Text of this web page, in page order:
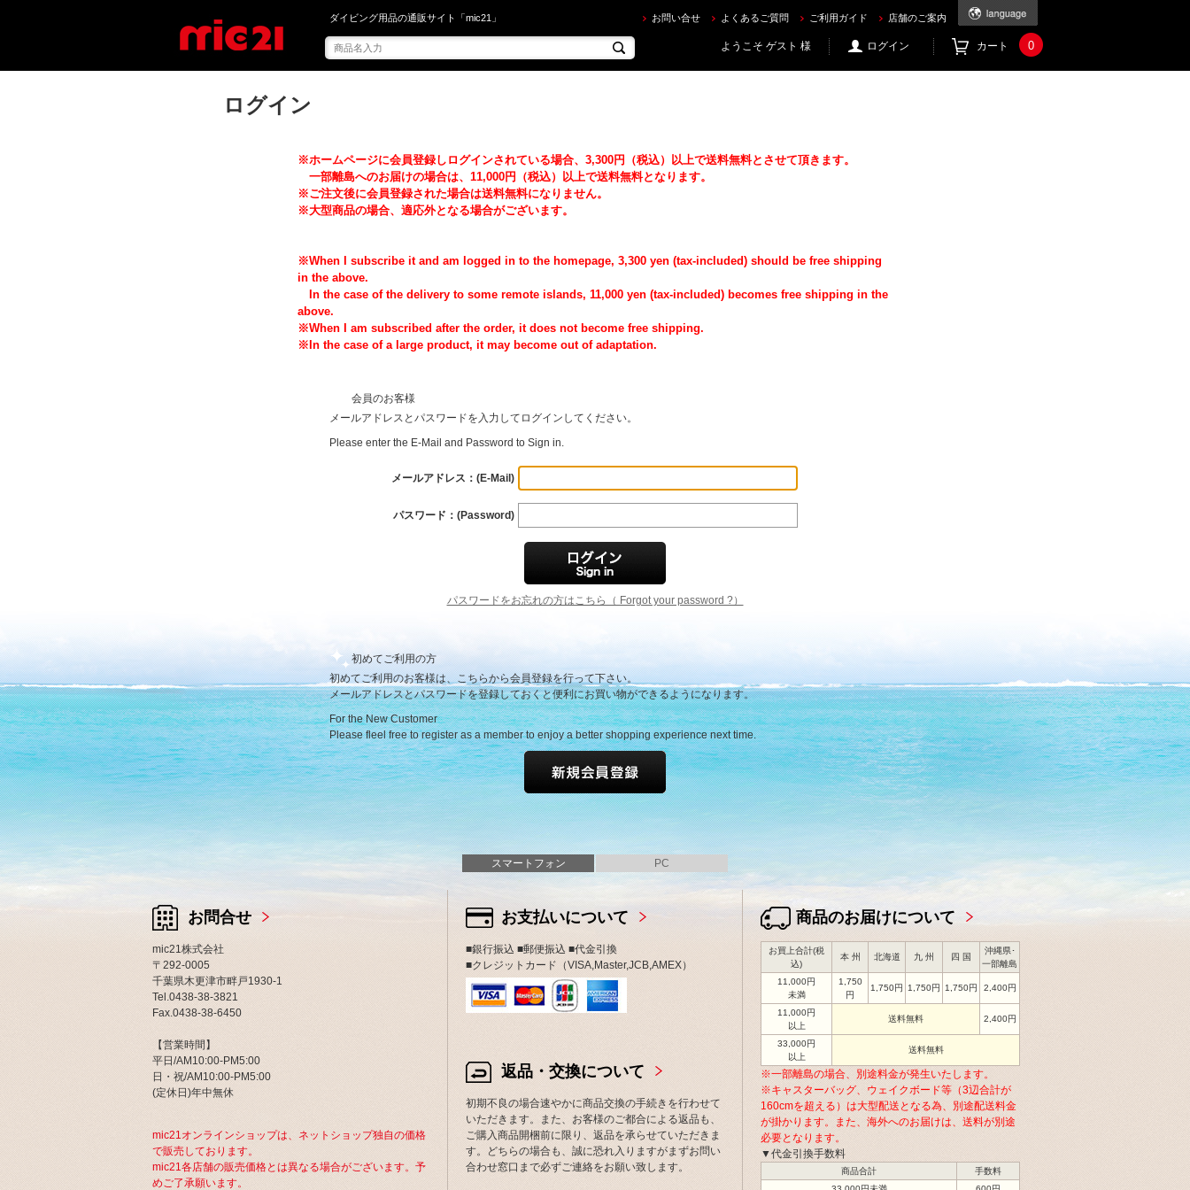
ダイビング用品の通販サイト「mic21」 お問い合せ よくあるご質問 ご利用ガイド 店舗のご案内
ようこそ ゲスト 様 ログイン カート 0
ログイン
※ホームページに会員登録しログインされている場合、3,300円（税込）以上で送料無料とさせて頂きます。
一部離島へのお届けの場合は、11,000円（税込）以上で送料無料となります。
※ご注文後に会員登録された場合は送料無料になりません。
※大型商品の場合、適応外となる場合がございます。
※When I subscribe it and am logged in to the homepage, 3,300 yen (tax-included) should be free shipping
in the above.
In the case of the delivery to some remote islands, 11,000 yen (tax-included) becomes free shipping in the
above.
※When I am subscribed after the order, it does not become free shipping.
※In the case of a large product, it may become out of adaptation.
会員のお客様
メールアドレスとパスワードを入力してログインしてください。
Please enter the E-Mail and Password to Sign in.
メールアドレス：(E-Mail)
パスワード：(Password)
パスワードをお忘れの方はこちら（ Forgot your password ?）
初めてご利用の方
初めてご利用のお客様は、こちらから会員登録を行って下さい。
メールアドレスとパスワードを登録しておくと便利にお買い物ができるようになります。
For the New Customer
Please fleel free to register as a member to enjoy a better shopping experience next time.
スマートフォン PC
お問合せ
mic21株式会社
〒292-0005
千葉県木更津市畔戸1930-1
Tel.0438-38-3821
Fax.0438-38-6450
【営業時間】
平日/AM10:00-PM5:00
日・祝/AM10:00-PM5:00
(定休日)年中無休
mic21オンラインショップは、ネットショップ独自の価格
で販売しております。
mic21各店舗の販売価格とは異なる場合がございます。予
めご了承願います。
お支払いについて
■銀行振込 ■郵便振込 ■代金引換
■クレジットカード（VISA,Master,JCB,AMEX）
返品・交換について
初期不良の場合速やかに商品交換の手続きを行わせて
いただきます。また、お客様のご都合による返品も、
ご購入商品開梱前に限り、返品を承らせていただきま
す。どちらの場合も、誠に恐れ入りますがまずお問い
合わせ窓口まで必ずご連絡をお願い致します。
商品のお届けについて
お買上合計(税
込)
本 州 北海道 九 州 四 国
沖縄県･
一部離島
11,000円
未満
1,750
円
1,750円 1,750円 1,750円 2,400円
11,000円
以上
送料無料 2,400円
33,000円
以上
送料無料
※一部離島の場合、別途料金が発生いたします。
※キャスターバッグ、ウェイクボード等（3辺合計が
160cmを超える）は大型配送となる為、別途配送料金
が掛かります。また、海外へのお届けは、送料が別途
必要となります。
▼代金引換手数料
商品合計
手数料